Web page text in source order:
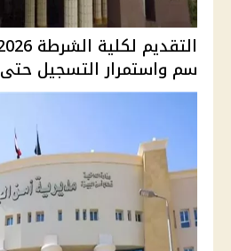
سم واستمرار التسجيل حتى 27 أغس...